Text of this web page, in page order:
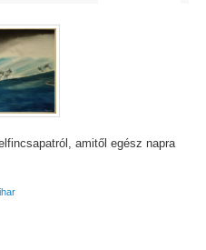
amitől egész napra